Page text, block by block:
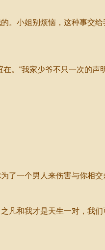
。小姐别烦恼，这种事交给
“我家少爷不只一次的声
一个男人来伤害与你相
和我才是天生一对，我